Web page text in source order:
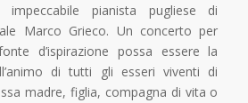
pianista pugliese di
Marco Grieco. Un concerto per
d’ispirazione possa essere la
di tutti gli esseri viventi di
madre, figlia, compagna di vita o